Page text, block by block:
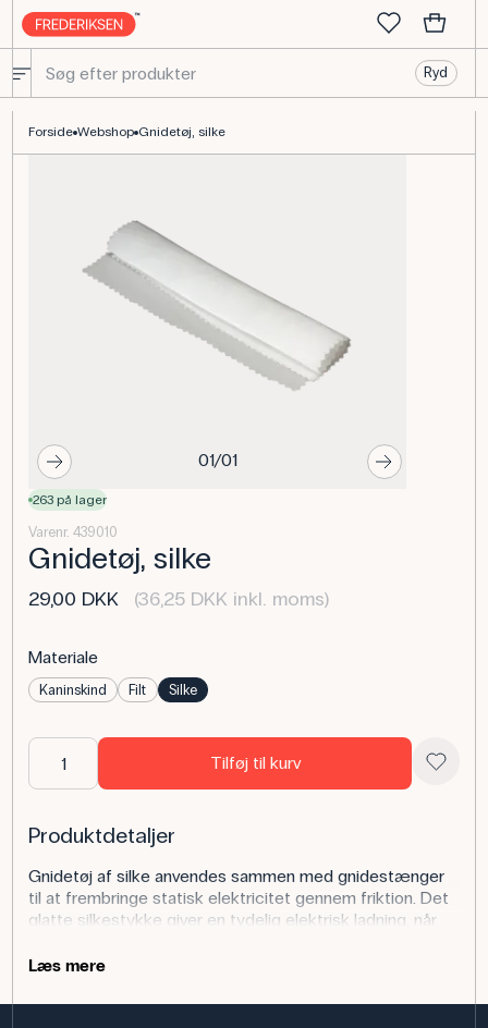
Ryd
Forside Webshop Gnidetøj, silke
01/01
263 på lager
Varenr. 439010
Gnidetøj, silke
29,00 DKK (36,25 DKK inkl. moms)
Materiale
Kaninskind Filt Silke
Tilføj til kurv
Produktdetaljer
Gnidetøj af silke anvendes sammen med gnidestænger
til at frembringe statisk elektricitet gennem friktion. Det
glatte silkestykke giver en tydelig elektrisk ladning, når
Læs mere